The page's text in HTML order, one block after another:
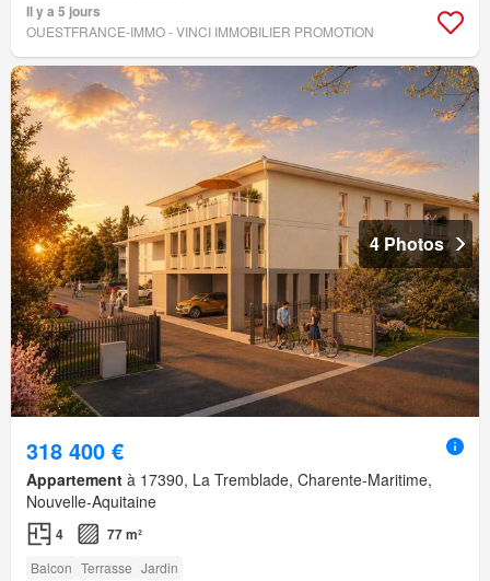
Il y a 5 jours
OUESTFRANCE-IMMO - VINCI IMMOBILIER PROMOTION
4 Photos
318 400 €
Appartement à 17390, La Tremblade, Charente-Maritime,
Nouvelle-Aquitaine
4 77 m²
Balcon Terrasse Jardin